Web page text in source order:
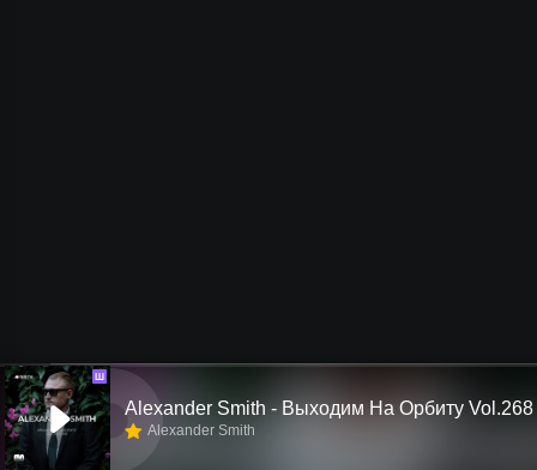
Ш
Alexander Smith - Выходим На Орбиту Vol.268
Alexander Smith